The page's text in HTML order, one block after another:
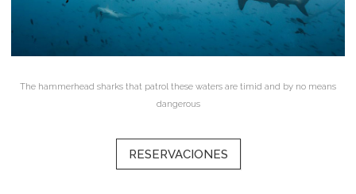
The hammerhead sharks that patrol these waters are timid and by no means
dangerous
RESERVACIONES